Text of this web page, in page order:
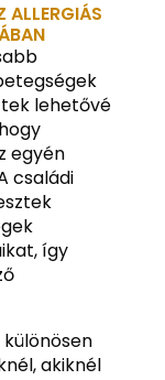
ALLERGIÁS
lehetővé
egyén
családi
így
akiknél